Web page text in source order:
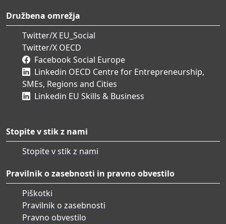
Družbena omrežja
Twitter/X EU_Social
Twitter/X OECD
Facebook Social Europe
Linkedin OECD Centre for Entrepreneurship,
SMEs, Regions and Cities
Linkedin EU Skills & Business
Stopite v stik z nami
Stopite v stik z nami
Pravilnik o zasebnosti in pravno obvestilo
Piškotki
Pravilnik o zasebnosti
Pravno obvestilo